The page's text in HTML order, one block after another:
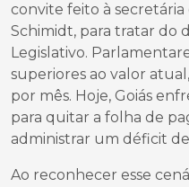
convite feito à secretária
Schimidt, para tratar do
Legislativo.
superiores ao valor
por mês. Hoje, Goiás
para quitar a folha de
administrar um déficit
Ao reconhecer esse